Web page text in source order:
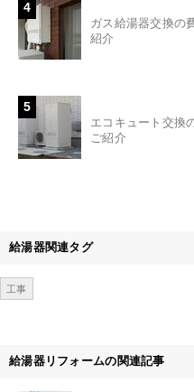
4
ガス給湯器交換の
紹介
5
エコキュート交換
ご紹介
給湯器関連タグ
工事
給湯器リフォームの関連記事